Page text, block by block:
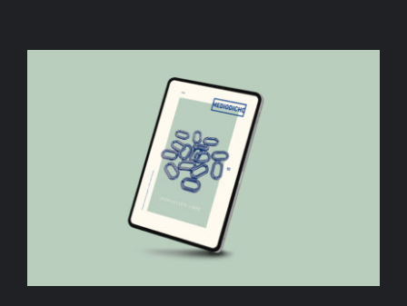
AÑADIR AL CARRITO /